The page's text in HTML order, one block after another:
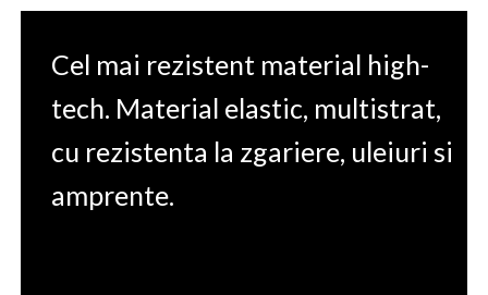
Cel mai rezistent material high-
tech. Material elastic, multistrat,
cu rezistenta la zgariere, uleiuri si
amprente.